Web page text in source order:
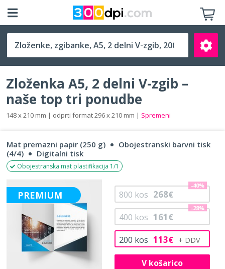
A5, 2 delni V-zgib (148 x 210 mm)
Išči
Zloženka A5, 2 delni V-zgib –
naše top tri ponudbe
148 x 210 mm | odprti format 296 x 210 mm | Spremeni
Mat premazni papir (250 g)
Obojestranski barvni tisk
(4/4)
Digitalni tisk
Obojestranska mat plastifikacija 1/1
PREMIUM
200 kos 113€
400 kos 161€
-28%
800 kos 268€
-40%
V košarico